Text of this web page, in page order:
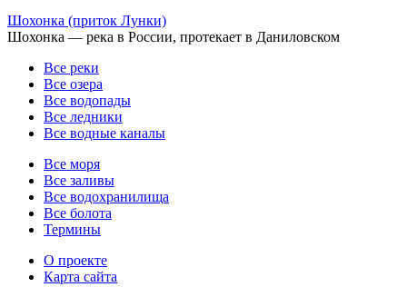
Шохонка (приток Лунки)
Шохонка — река в России, протекает в Даниловском
Все реки
Все озера
Все водопады
Все ледники
Все водные каналы
Все моря
Все заливы
Все водохранилища
Все болота
Термины
О проекте
Карта сайта